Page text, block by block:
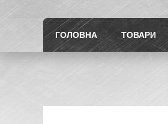
ГОЛОВНА ТОВАРИ